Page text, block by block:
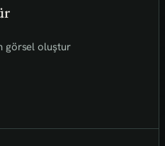
görsel oluştur